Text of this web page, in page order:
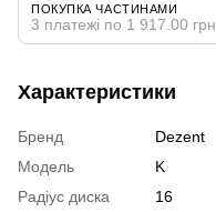
ПОКУПКА ЧАСТИНАМИ
3 платежі по 1 917.00 грн
Характеристики
Бренд
Dezent
Модель
K
Радіус диска
16